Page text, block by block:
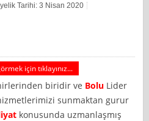
Tarihi: 3 Nisan 2020
için tıklayınız...
biridir ve Bolu Lider
sunmaktan gurur
konusunda uzmanlaşmış